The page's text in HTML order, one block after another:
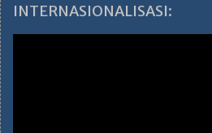
INTERNASIONALISASI: